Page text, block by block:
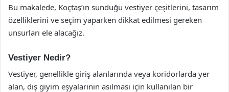
Bu makalede, Koçtaş’ın sunduğu vestiyer çeşitlerini, tasarım
özelliklerini ve seçim yaparken dikkat edilmesi gereken
unsurları ele alacağız.
Vestiyer Nedir?
Vestiyer, genellikle giriş alanlarında veya koridorlarda yer
alan, dış giyim eşyalarının asılması için kullanılan bir